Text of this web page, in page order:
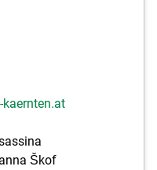
kaernten.at
Škof